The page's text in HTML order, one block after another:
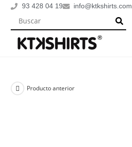
93 428 04 19 info@ktkshirts.com
Producto anterior